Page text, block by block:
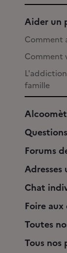
Aider un
Comment
Comment
famille
Forums
Adresses
Chat
Foire
Toutes
Tous nos